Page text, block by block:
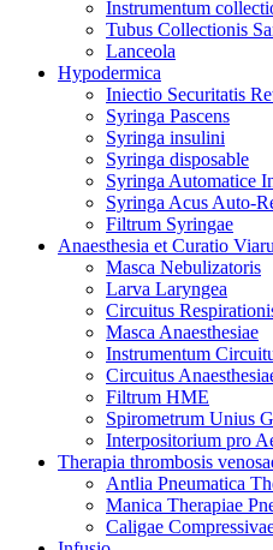
Instrumentum
Tubus Collectionis
Lanceola
Hypodermica
Iniectio Securitatis
Syringa Pascens
Syringa insulini
Syringa disposable
Syringa Automatice
Syringa Acus Auto-
Filtrum Syringae
Anaesthesia et Curatio
Masca Nebulizatoris
Larva Laryngea
Circuitus
Masca Anaesthesiae
Instrumentum
Circuitus
Filtrum HME
Spirometrum Unius
Interpositorium pro
Therapia thrombosis
Antlia Pneumatica
Manica Therapiae
Caligae